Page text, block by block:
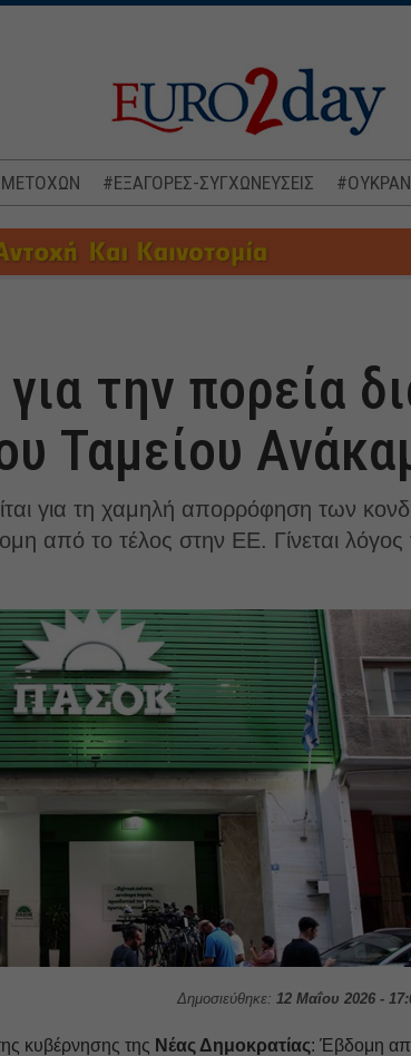
ΜΕΤΟΧΩΝ #ΕΞΑΓΟΡΕΣ-ΣΥΓΧΩΝΕΥΣΕΙΣ
την πορεία
Ταμείου
για τη χαμηλή απορρόφηση των
από το τέλος στην ΕΕ. Γίνεται
Δημοσιεύθηκε: 12 Μαΐου 2026 -
κυβέρνησης της Νέας Δημοκρατίας: Έβδομη